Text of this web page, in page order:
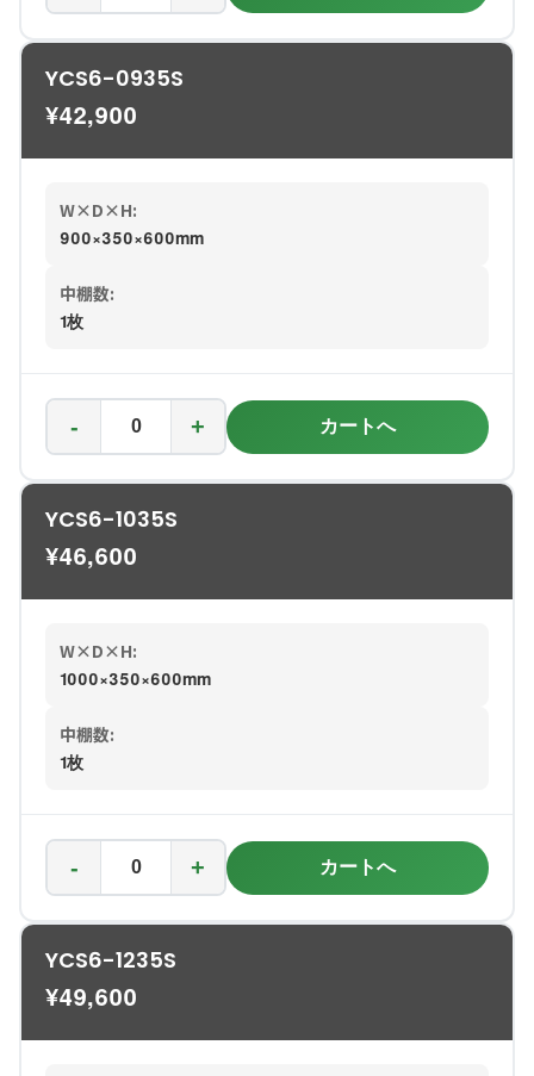
YCS6-0935S
¥42,900
W×D×H:
900×350×600mm
中棚数:
1枚
- + カートへ
YCS6-1035S
¥46,600
W×D×H:
1000×350×600mm
中棚数:
1枚
- + カートへ
YCS6-1235S
¥49,600